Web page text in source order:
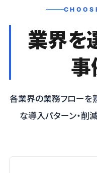
業界を
事
各業界の業務フローを
な導入パターン・削